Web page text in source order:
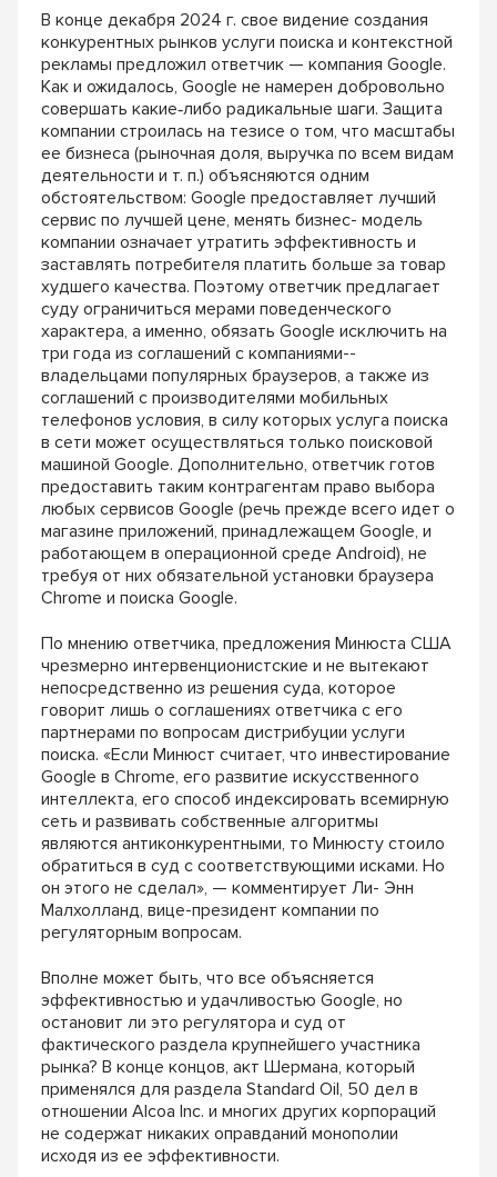
В конце декабря 2024 г. свое видение создания
конкурентных рынков услуги поиска и контекстной
рекламы предложил ответчик — компания Google.
Как и ожидалось, Google не намерен добровольно
совершать какие‑либо радикальные шаги. Защита
компании строилась на тезисе о том, что масштабы
ее бизнеса (рыночная доля, выручка по всем видам
деятельности и т. п.) объясняются одним
обстоятельством: Google предоставляет лучший
сервис по лучшей цене, менять бизнес-­ модель
компании означает утратить эффективность и
заставлять потребителя платить больше за товар
худшего качества. Поэтому ответчик предлагает
суду ограничиться мерами поведенческого
характера, а именно, обязать Google исключить на
три года из соглашений с компаниями-­
владельцами популярных браузеров, а также из
соглашений с производителями мобильных
телефонов условия, в силу которых услуга поиска
в сети может осуществляться только поисковой
машиной Google. Дополнительно, ответчик готов
предоставить таким контрагентам право выбора
любых сервисов Google (речь прежде всего идет о
магазине приложений, принадлежащем Google, и
работающем в операционной среде Android), не
требуя от них обязательной установки браузера
Chrome и поиска Google.
По мнению ответчика, предложения Минюста США
чрезмерно интервенционистские и не вытекают
непосредственно из решения суда, которое
говорит лишь о соглашениях ответчика с его
партнерами по вопросам дистрибуции услуги
поиска. «Если Минюст считает, что инвестирование
Google в Chrome, его развитие искусственного
интеллекта, его способ индексировать всемирную
сеть и развивать собственные алгоритмы
являются антиконкурентными, то Минюсту стоило
обратиться в суд с соответствующими исками. Но
он этого не сделал», — комментирует Ли-­ Энн
Малхолланд, вице-президент компании по
регуляторным вопросам.
Вполне может быть, что все объясняется
эффективностью и удачливостью Google, но
остановит ли это регулятора и суд от
фактического раздела крупнейшего участника
рынка? В конце концов, акт Шермана, который
применялся для раздела Standard Oil, 50 дел в
отношении Alcoa Inc. и многих других корпораций
не содержат никаких оправданий монополии
исходя из ее эффективности.